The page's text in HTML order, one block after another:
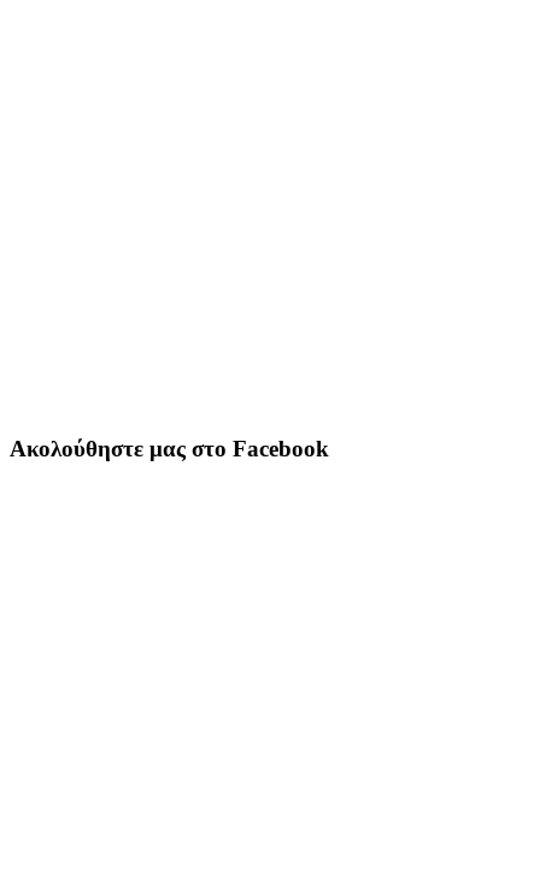
Ακολούθηστε μας στο Facebook